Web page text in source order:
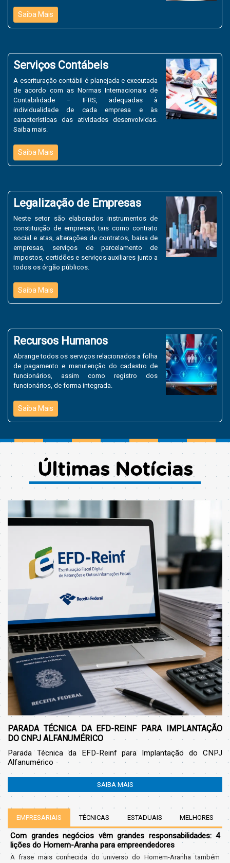
Saiba Mais
Serviços Contábeis
A escrituração contábil é planejada e executada
de acordo com as Normas Internacionais de
Contabilidade – IFRS, adequadas à
individualidade de cada empresa e às
características das atividades desenvolvidas.
Saiba mais.
Saiba Mais
Legalização de Empresas
Neste setor são elaborados instrumentos de
constituição de empresas, tais como contrato
social e atas, alterações de contratos, baixa de
empresas, serviços de parcelamento de
impostos, certidões e serviços auxiliares junto a
todos os órgão públicos.
Saiba Mais
Recursos Humanos
Abrange todos os serviços relacionados a folha
de pagamento e manutenção do cadastro de
funcionários, assim como registro dos
funcionários, de forma integrada.
Saiba Mais
Últimas Notícias
PARADA TÉCNICA DA EFD-REINF PARA IMPLANTAÇÃO
DO CNPJ ALFANUMÉRICO
Parada Técnica da EFD-Reinf para Implantação do CNPJ
Alfanumérico
SAIBA MAIS
EMPRESARIAIS TÉCNICAS ESTADUAIS MELHORES
Com grandes negócios vêm grandes responsabilidades: 4
lições do Homem-Aranha para empreendedores
A frase mais conhecida do universo do Homem-Aranha também